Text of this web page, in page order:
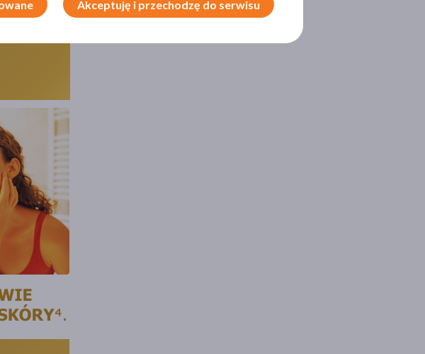
Akceptuję i przechodzę do serwisu